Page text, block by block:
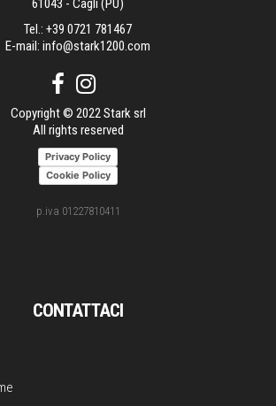
CONTATTACI
61043 - Cagli (PU)
Tel.: +39 0721 781467
E-mail: info@stark1200.com
Copyright © 2022 Stark srl
All rights reserved
Privacy Policy
Cookie Policy
p.iva 01227810411